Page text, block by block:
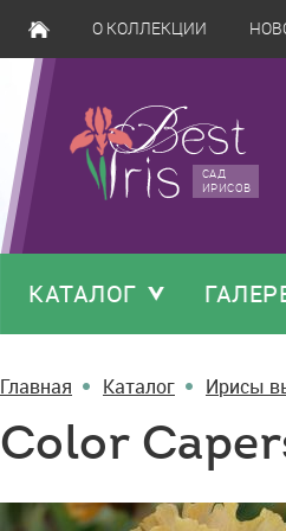
О КОЛЛЕКЦИИ
САД
ИРИСОВ
КАТАЛОГ
Главная Каталог Ирисы
Color
Color